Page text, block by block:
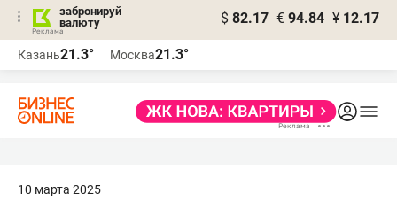
забронируй
валюту
$ 82.17 € 94.84 ¥ 12.17
Казань21.3° Москва21.3°
10 марта 2025